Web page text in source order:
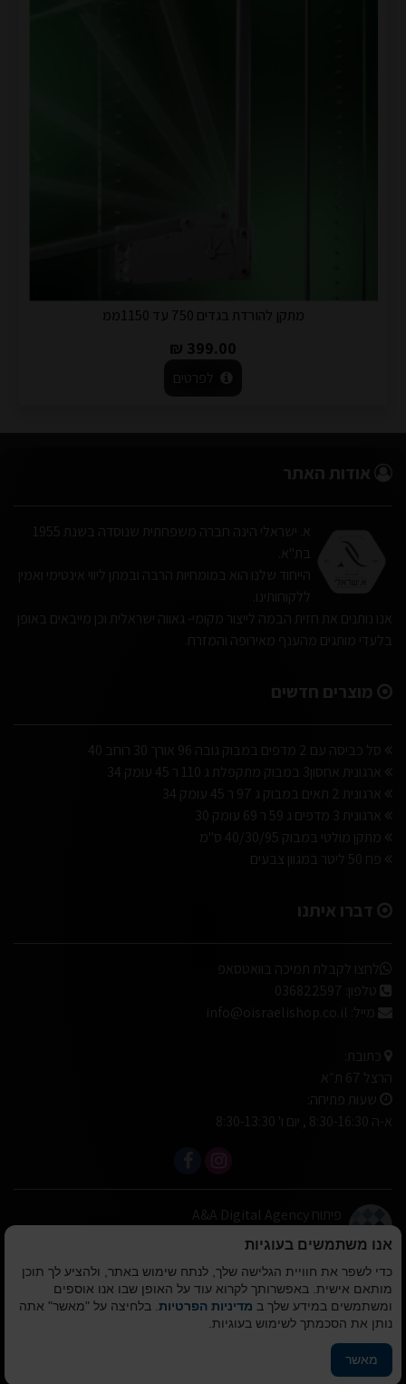
מתקן להורדת בגדים 750 עד 1150ממ
399.00 ₪
לפרטים
אודות האתר
א. ישראלי הינה חברה משפחתית שנוסדה בשנת 1955
בת"א.
הייחוד שלנו הוא במומחיות הרבה ובמתן ליווי אינטימי ואמין
ללקוחותינו.
אנו נותנים את חזית הבמה לייצור מקומי- גאווה ישראלית וכן מייבאים באופן
בלעדי מותגים מהענף מאירופה והמזרח.
מוצרים חדשים
סל כביסה עם 2 מדפים במבוק גובה 96 אורך 30 רוחב 40
ארגונית אחסון3 במבוק מתקפלת ג 110 ר 45 עומק 34
ארגונית 2 תאים במבוק ג 97 ר 45 עומק 34
ארגונית 3 מדפים ג 59 ר 69 עומק 30
מתקן מולטי במבוק 40/30/95 ס"מ
פח 50 ליטר במגוון צבעים
דברו איתנו
לחצו לקבלת תמיכה בוואטסאפ
טלפון: 036822597
מייל: info@oisraelishop.co.il
כתובת:
הרצל 67 ת״א
שעות פתיחה:
א-ה 8:30-16:30 , יום ו' 8:30-13:30
פיתוח A&A Digital Agency
מביתאלמיר מערכות תוכנה
© כל הזכויות שמורות
לא ישראלי המרכז לעיצוב הבית 2010-2026
אנו משתמשים בעוגיות
כדי לשפר את חוויית הגלישה שלך, לנתח שימוש באתר, ולהציע לך תוכן
מותאם אישית. באפשרותך לקרוא עוד על האופן שבו אנו אוספים
ומשתמשים במידע שלך ב מדיניות הפרטיות . בלחיצה על "מאשר" אתה
נותן את הסכמתך לשימוש בעוגיות.
מאשר